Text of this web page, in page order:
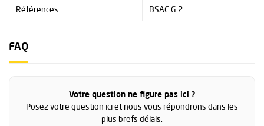
Références BSAC.G.2
FAQ
Votre question ne figure pas ici ?
Posez votre question ici et nous vous répondrons dans les
plus brefs délais.